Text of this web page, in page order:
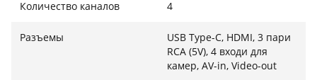
Wireless Apple CarPlay и Wireless Android Auto.
Просто садитесь в авто, и ваш смартфон
автоматически подключится к системе,
Количество каналов 4
Разъемы
USB Type-C, HDMI, 3 пари
RCA (5V), 4 входи для
камер, AV-in, Video-out